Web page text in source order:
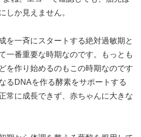
しか見えません。
を一斉にスタートする絶対過敏期と
一番重要な時期なのです。もっとも
を作り始めるのもこの時期なのです
るDNAを作る酵素をサポートする
常に成長できず、赤ちゃんに大きな